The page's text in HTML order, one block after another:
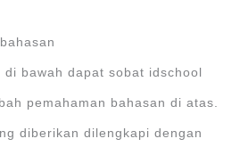
bawah dapat sobat idschool
pemahaman bahasan di atas.
diberikan dilengkapi dengan